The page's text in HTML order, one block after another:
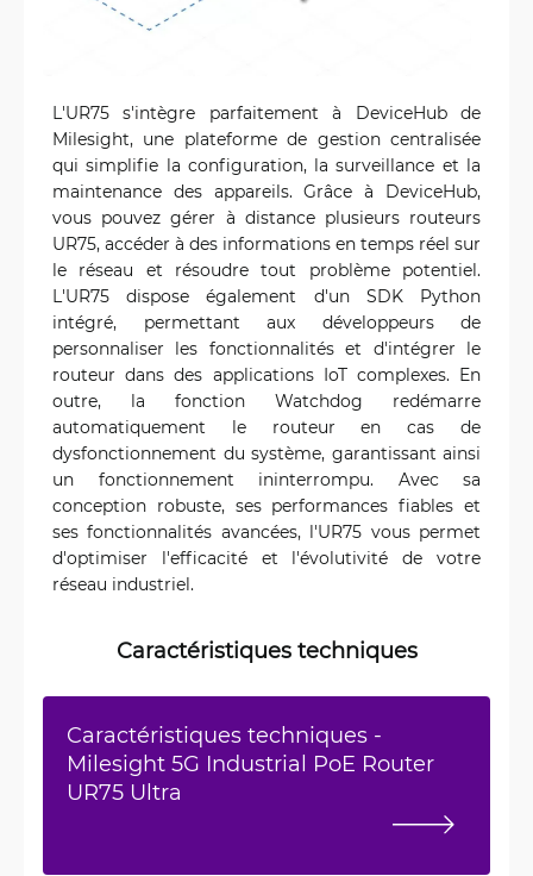
L'UR75 s'intègre parfaitement à DeviceHub de
Milesight, une plateforme de gestion centralisée
qui simplifie la configuration, la surveillance et la
maintenance des appareils. Grâce à DeviceHub,
vous pouvez gérer à distance plusieurs routeurs
UR75, accéder à des informations en temps réel sur
le réseau et résoudre tout problème potentiel.
L'UR75 dispose également d'un SDK Python
intégré, permettant aux développeurs de
personnaliser les fonctionnalités et d'intégrer le
routeur dans des applications IoT complexes. En
outre, la fonction Watchdog redémarre
automatiquement le routeur en cas de
dysfonctionnement du système, garantissant ainsi
un fonctionnement ininterrompu. Avec sa
conception robuste, ses performances fiables et
ses fonctionnalités avancées, l'UR75 vous permet
d'optimiser l'efficacité et l'évolutivité de votre
réseau industriel.
Caractéristiques techniques
Caractéristiques techniques -
Milesight 5G Industrial PoE Router
UR75 Ultra